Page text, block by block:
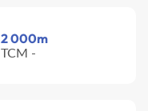
2 000m
TCM -